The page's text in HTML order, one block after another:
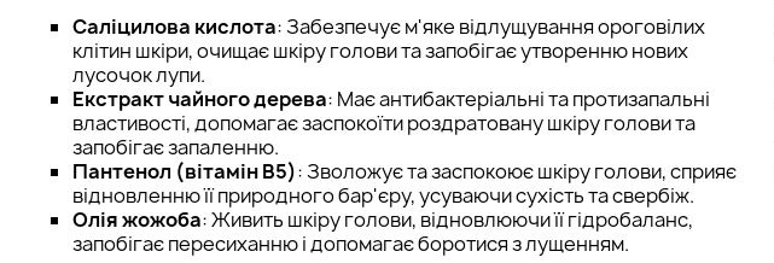
Саліцилова кислота: Забезпечує м'яке відлущування ороговілих
клітин шкіри, очищає шкіру голови та запобігає утворенню нових
лусочок лупи.
Екстракт чайного дерева: Має антибактеріальні та протизапальні
властивості, допомагає заспокоїти роздратовану шкіру голови та
запобігає запаленню.
Пантенол (вітамін B5): Зволожує та заспокоює шкіру голови, сприяє
відновленню її природного бар'єру, усуваючи сухість та свербіж.
Олія жожоба: Живить шкіру голови, відновлюючи її гідробаланс,
запобігає пересиханню і допомагає боротися з лущенням.